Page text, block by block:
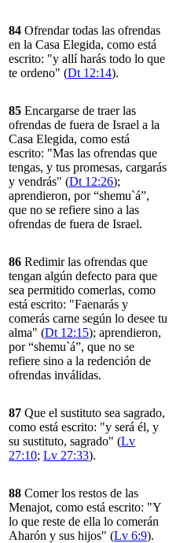
84 Ofrendar todas las ofrendas
en la Casa Elegida, como está
escrito: "y allí harás todo lo que
te ordeno" (Dt 12:14).
85 Encargarse de traerlas
ofrendas de fuera de Israel a la
Casa Elegida, como está
escrito: "Mas las ofrendas que
tengas, y tus promesas, cargarás
y vendrás" (Dt 12:26);
aprendieron, por “shemu`á”,
que no se refiere sino a las
ofrendas de fuera de Israel.
86 Redimir las ofrendas que
tengan algún defecto para que
sea permitido comerlas, como
está escrito: "Faenarás y
comerás carne según lo desee tu
alma" (Dt 12:15); aprendieron,
por “shemu`á”, que no se
refiere sino a la redención de
ofrendas inválidas.
87 Que el sustituto sea sagrado,
como está escrito: "y será él, y
su sustituto, sagrado" (Lv
27:10; Lv 27:33).
88 Comer los restos de las
Menajot, como está escrito: "Y
lo que reste de ella lo comerán
Aharón y sus hijos" (Lv 6:9).